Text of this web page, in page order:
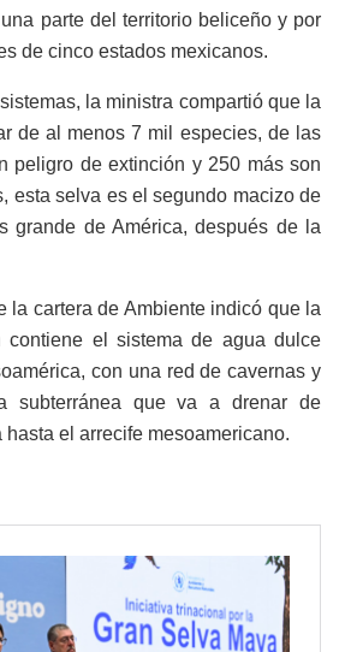
parte del territorio beliceño y por
de cinco estados mexicanos.
la ministra compartió que la
de al menos 7 mil especies, de las
peligro de extinción y 250 más son
esta selva es el segundo macizo de
grande de América, después de la
la cartera de Ambiente indicó que la
contiene el sistema de agua dulce
con una red de cavernas y
subterránea que va a drenar de
hasta el arrecife mesoamericano.